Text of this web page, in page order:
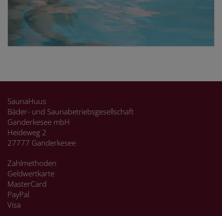
SaunaHuus
Bäder- und Saunabetriebsgesellschaft
Ganderkesee mbH
Heideweg 2
27777 Ganderkesee
Zahlmethoden
Geldwertkarte
MasterCard
PayPal
Visa